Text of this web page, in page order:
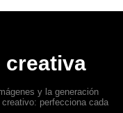
creativa
y la generación
perfecciona cada